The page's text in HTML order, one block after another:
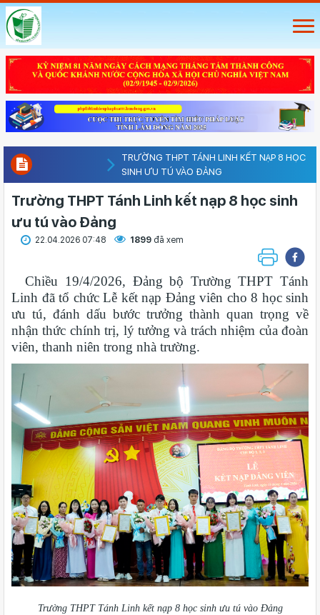
TRƯỜNG THPT TÁNH LINH KẾT NẠP 8 HỌC
SINH ƯU TÚ VÀO ĐẢNG
Trường THPT Tánh Linh kết nạp 8 học sinh
ưu tú vào Đảng
22.04.2026 07:48 1899 đã xem
Chiều 19/4/2026, Đảng bộ Trường THPT Tánh
Linh đã tổ chức Lễ kết nạp Đảng viên cho 8 học sinh
ưu tú, đánh dấu bước trưởng thành quan trọng về
nhận thức chính trị, lý tưởng và trách nhiệm của đoàn
viên, thanh niên trong nhà trường.
Trường THPT Tánh Linh kết nạp 8 học sinh ưu tú vào Đảng